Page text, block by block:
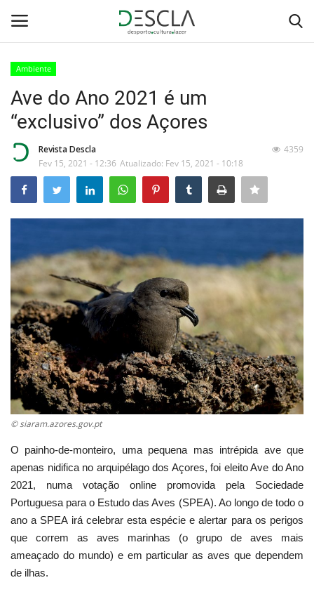
Home
...by Descla
Desporto
Sobre Nós
Educação
Estatuto Editorial
Saúde
Ficha técnica
Cultura
Lazer
Ambiente
Ambiente
Ave do Ano 2021 é um
“exclusivo” dos Açores
Revista Descla
Fev 15, 2021 - 12:36 Atualizado: Fev 15, 2021 - 10:18
4359
© siaram.azores.gov.pt
O painho-de-monteiro, uma pequena mas intrépida ave que
apenas nidifica no arquipélago dos Açores, foi eleito Ave do Ano
2021, numa votação online promovida pela Sociedade
Portuguesa para o Estudo das Aves (SPEA). Ao longo de todo o
ano a SPEA irá celebrar esta espécie e alertar para os perigos
que correm as aves marinhas (o grupo de aves mais
ameaçado do mundo) e em particular as aves que dependem
de ilhas.